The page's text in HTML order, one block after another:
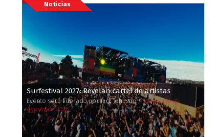
Noticias
Surfestival 2027: Revelan cartel de artistas
Evento será liderado por Jack Johnson /Jueves, 06 de
Agosto de 2026